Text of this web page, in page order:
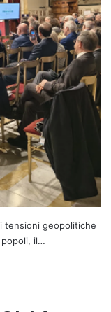
tensioni geopolitiche
popoli, il…